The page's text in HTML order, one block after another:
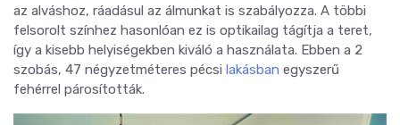
az alváshoz, ráadásul az álmunkat is szabályozza. A többi
felsorolt színhez hasonlóan ez is optikailag tágítja a teret,
így a kisebb helyiségekben kiváló a használata. Ebben a 2
szobás, 47 négyzetméteres pécsi lakásban egyszerű
fehérrel párosították.